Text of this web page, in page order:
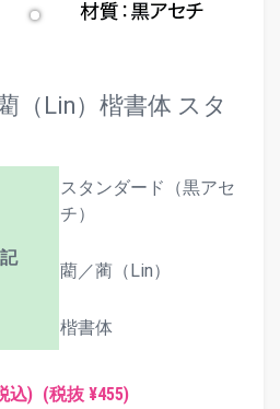
Lin）楷書体 スタ
スタンダード（黒アセ
チ）
藺／蔺（Lin）
楷書体
込) (税抜 ¥455)